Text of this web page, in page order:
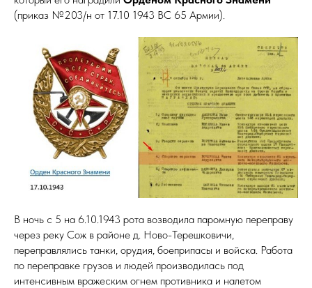
(приказ №203/н от 17.10 1943 ВС 65 Армии).
В ночь с 5 на 6.10.1943 рота возводила паромную переправу
через реку Сож в районе д. Ново-Терешковичи,
переправлялись танки, орудия, боеприпасы и войска. Работа
по переправке грузов и людей производилась под
интенсивным вражеским огнем противника и налетом